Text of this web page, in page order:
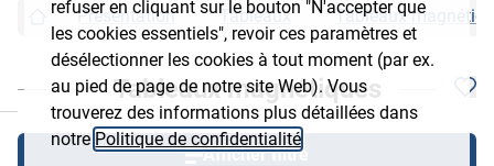
refuser en cliquant sur le bouton "N'accepter que
les cookies essentiels", revoir ces paramètres et
désélectionner les cookies à tout moment (par ex.
au pied de page de notre site Web). Vous
trouverez des informations plus détaillées dans
notre Politique de confidentialité
Présentation Tableaux Tableaux
Tableaux magnétiques
Afficher filtre